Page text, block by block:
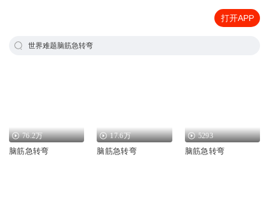
打开APP
世界难题脑筋急转弯
76.2万
脑筋急转弯
17.6万
脑筋急转弯
5293
脑筋急转弯